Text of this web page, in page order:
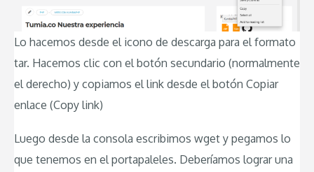
Lo hacemos desde el icono de descarga para el formato
tar. Hacemos clic con el botón secundario (normalmente
el derecho) y copiamos el link desde el botón Copiar
enlace (Copy link)
Luego desde la consola escribimos wget y pegamos lo
que tenemos en el portapaleles. Deberíamos lograr una